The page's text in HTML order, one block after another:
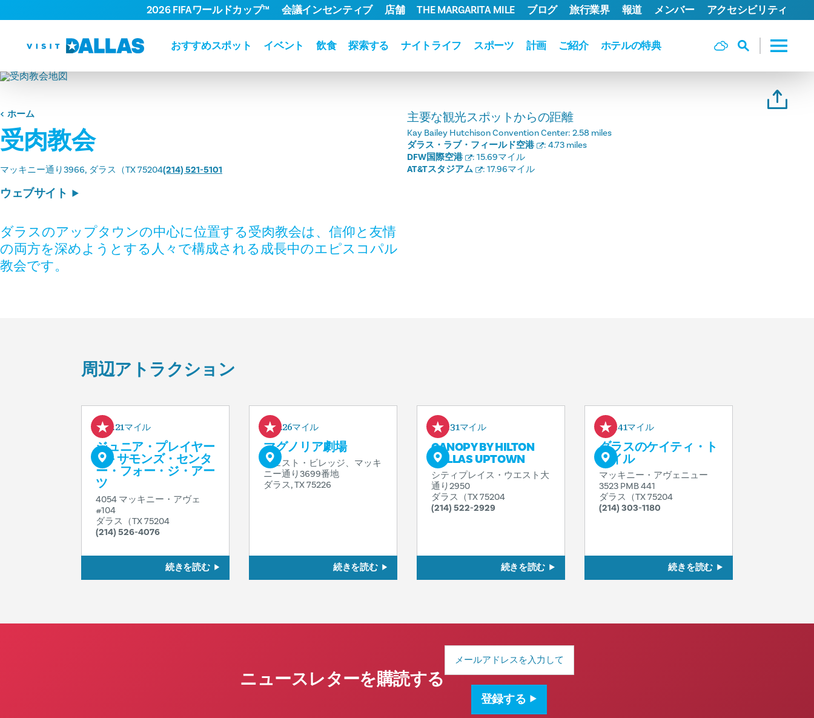
コンテンツへスキップ
おすすめスポット イベント 飲食 探索する ナイトライフ スポーツ 計画 ご紹介 ホテルの特典
2026 FIFAワールドカップ™ 会議インセンティブ 店舗 THE MARGARITA MILE ブログ 旅行業界 報道 メンバー アクセシビリティ
ホーム
受肉教会
マッキニー通り3966 ダラス（TX 75204(214) 521-5101
ウェブサイト
ダラスのアップタウンの中心に位置する受肉教会は、信仰と友情
の両方を深めようとする人々で構成される成長中のエピスコパル
教会です。
主要な観光スポットからの距離
Kay Bailey Hutchison Convention Center: 2.58 miles
ダラス・ラブ・フィールド空港
: 4.73 miles
DFW国際空港
: 15.69マイル
AT&Tスタジアム
: 17.96マイル
周辺アトラクション
0.21マイル
ジュニア・プレイヤー
ズ - サモンズ・センタ
ー・フォー・ジ・アー
ツ
4054 マッキニー・アヴェ
#104
ダラス（TX 75204
(214) 526-4076
続きを読む
0.26マイル
マグノリア劇場
ウェスト・ビレッジ、マッキ
ニー通り3699番地
ダラス, TX 75226
続きを読む
0.31マイル
CANOPY BY HILTON
DALLAS UPTOWN
シティプレイス・ウエスト大
通り2950
ダラス（TX 75204
(214) 522-2929
続きを読む
0.41マイル
ダラスのケイティ・ト
レイル
マッキニー・アヴェニュー
3523 PMB 441
ダラス（TX 75204
(214) 303-1180
続きを読む
ニュースレターを購読する
メ
ア
登録する